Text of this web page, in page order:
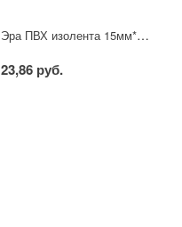
Эра ПВХ изолента 15мм*10м зелёная
23,86 руб.